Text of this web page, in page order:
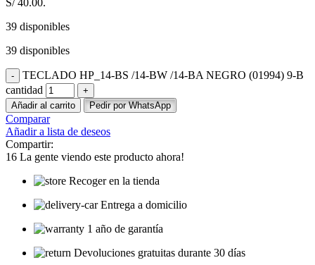
39 disponibles
39 disponibles
TECLADO HP_14-BS /14-BW /14-BA NEGRO (01994) 9-B
cantidad
Añadir al carrito Pedir por WhatsApp
Comparar
Añadir a lista de deseos
Compartir:
16 La gente viendo este producto ahora!
Recoger en la tienda
Entrega a domicilio
1 año de garantía
Devoluciones gratuitas durante 30 días